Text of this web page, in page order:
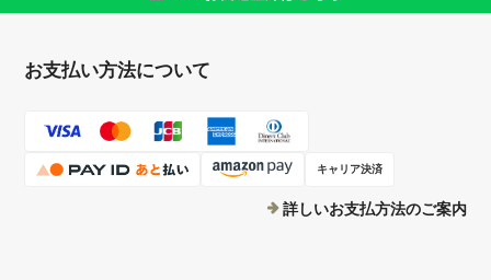
お支払い方法について
キャリア決済
詳しいお支払方法のご案内